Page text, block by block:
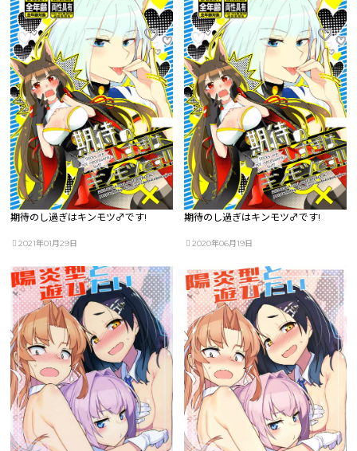
期待のし過ぎはキンモツ♂です!
2021年01月29日
期待のし過ぎはキンモツ♂です!
2020年06月19日